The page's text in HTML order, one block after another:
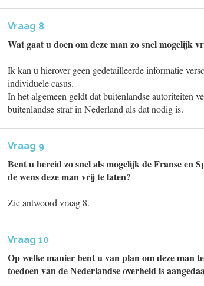
Vraag 8
Wat gaat u doen om deze man zo snel mogelijk
Ik kan u hierover geen gedetailleerde informatie
individuele casus.
In het algemeen geldt dat buitenlandse autoriteiten
buitenlandse straf in Nederland als dat nodig is.
Vraag 9
Bent u bereid zo snel als mogelijk de Franse en
de wens deze man vrij te laten?
Zie antwoord vraag 8.
Vraag 10
Op welke manier bent u van plan om deze man
toedoen van de Nederlandse overheid is